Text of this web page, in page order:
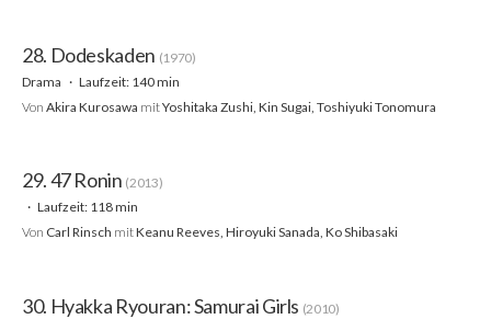
28. Dodeskaden (1970)
Drama
Laufzeit: 140 min
Von Akira Kurosawa mitYoshitaka Zushi, Kin Sugai, Toshiyuki Tonomura
29. 47 Ronin (2013)
Laufzeit: 118 min
Von Carl Rinsch mitKeanu Reeves, Hiroyuki Sanada, Ko Shibasaki
30. Hyakka Ryouran: Samurai Girls (2010)